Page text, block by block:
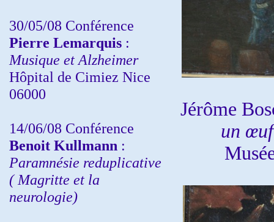
30/05/08 Conférence
Pierre Lemarquis :
Musique et Alzheimer
Hôpital de Cimiez Nice
06000
14/06/08 Conférence
Benoit Kullmann :
Paramnésie reduplicative
( Magritte et la
neurologie)
Jérôme
un